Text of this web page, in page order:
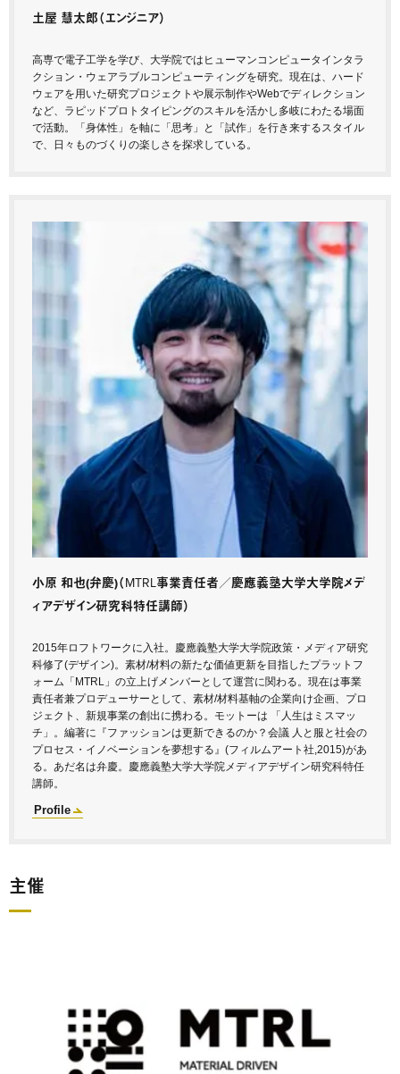
土屋 慧太郎（エンジニア）
高専で電子工学を学び、大学院ではヒューマンコンピュータインタラ
クション・ウェアラブルコンピューティングを研究。現在は、ハード
ウェアを用いた研究プロジェクトや展示制作やWebでディレクション
など、ラピッドプロトタイピングのスキルを活かし多岐にわたる場面
で活動。「身体性」を軸に「思考」と「試作」を行き来するスタイル
で、日々ものづくりの楽しさを探求している。
小原 和也(弁慶)（MTRL事業責任者／慶應義塾大学大学院メデ
ィアデザイン研究科特任講師）
2015年ロフトワークに入社。慶應義塾大学大学院政策・メディア研究
科修了(デザイン)。素材/材料の新たな価値更新を目指したプラットフ
ォーム「MTRL」の立上げメンバーとして運営に関わる。現在は事業
責任者兼プロデューサーとして、素材/材料基軸の企業向け企画、プロ
ジェクト、新規事業の創出に携わる。モットーは 「人生はミスマッ
チ」。編著に『ファッションは更新できるのか？会議 人と服と社会の
プロセス・イノベーションを夢想する』(フィルムアート社,2015)があ
る。あだ名は弁慶。慶應義塾大学大学院メディアデザイン研究科特任
講師。
Profile
主催